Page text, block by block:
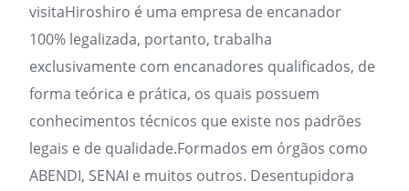
visitaHiroshiro é uma empresa de encanador
100% legalizada, portanto, trabalha
exclusivamente com encanadores qualificados, de
forma teórica e prática, os quais possuem
conhecimentos técnicos que existe nos padrões
legais e de qualidade.Formados em órgãos como
ABENDI, SENAI e muitos outros. Desentupidora